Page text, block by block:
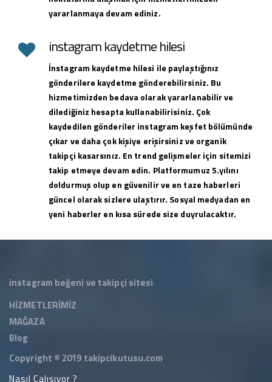
yararlanmaya devam ediniz.
instagram kaydetme hilesi
İnstagram kaydetme hilesi ile paylaştığınız
gönderilere kaydetme gönderebilirsiniz. Bu
hizmetimizden bedava olarak yararlanabilir ve
dilediğiniz hesapta kullanabilirisiniz. Çok
kaydedilen gönderiler instagram keşfet bölümünde
çıkar ve daha çok kişiye erişirsiniz ve organik
takipçi kasarsınız. En trend gelişmeler için sitemizi
takip etmeye devam edin. Platformumuz 5.yılını
doldurmuş olup en güvenilir ve en taze haberleri
güncel olarak sizlere ulaştırır. Sosyal medyadan en
yeni haberler en kısa sürede size duyrulacaktır.
instagram beğeni ve takipçi sitesi
HİZMETLERİMİZ
MAĞAZA
Blog
Copyright © 2019 takipcikutusu.com
Nasıl Çalışıyor ?